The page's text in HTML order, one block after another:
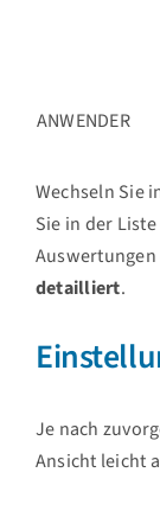
ANWENDER
Wechseln Sie
Sie in der
detailliert.
Je nach
Ansicht leicht